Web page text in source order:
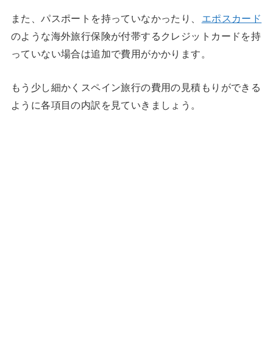
また、パスポートを持っていなかったり、
エポスカード
のような海外旅行保険が付帯するクレジットカードを持
っていない場合は追加で費用がかかります。
もう少し細かくスペイン旅行の費用の見積もりができる
ように各項目の内訳を見ていきましょう。